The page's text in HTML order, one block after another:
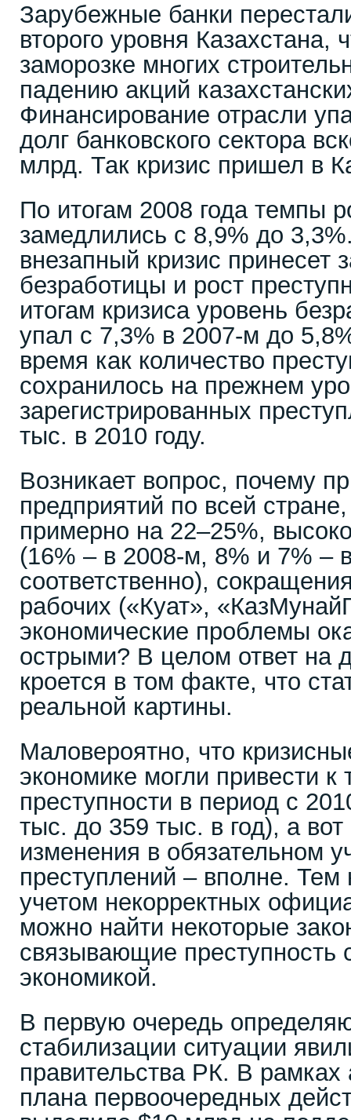
Зарубежные банки
второго уровня Казахстана,
заморозке многих
падению акций
Финансирование отрасли
долг банковского сектора
млрд. Так кризис пришел в
По итогам 2008 года темпы
замедлились с 8,9% до
внезапный кризис принесет
безработицы и рост
итогам кризиса уровень
упал с 7,3% в 2007-м до
время как количество
сохранилось на прежнем
зарегистрированных
тыс. в 2010 году.
Возникает вопрос, почему
предприятий по всей
примерно на 22–25%,
(16% – в 2008-м, 8% и 7% –
соответственно),
рабочих («Куат»,
экономические проблемы
острыми? В целом ответ на
кроется в том факте, что
реальной картины.
Маловероятно, что
экономике могли привести к
преступности в период с
тыс. до 359 тыс. в год), а
изменения в обязательном
преступлений – вполне.
учетом некорректных
можно найти некоторые
связывающие преступность
экономикой.
В первую очередь
стабилизации ситуации
правительства РК. В рамках
плана первоочередных